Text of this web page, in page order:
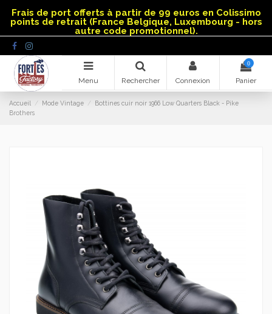
Frais de port offerts à partir de 99 euros en Colissimo
points de retrait (France Belgique, Luxembourg - hors
autre code promotionnel).
Menu Rechercher Connexion
0
Panier
Accueil Mode Vintage
Bottines cuir noir 1966 Low Quarters Black - Pike
Brothers